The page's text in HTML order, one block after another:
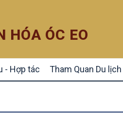
HÓA ÓC EO
- Hợp tác Tham Quan Du lịch